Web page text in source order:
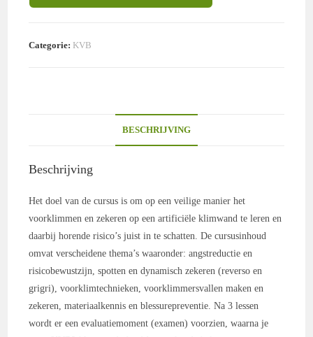
Categorie: KVB
BESCHRIJVING
Beschrijving
Het doel van de cursus is om op een veilige manier het
voorklimmen en zekeren op een artificiële klimwand te leren en
daarbij horende risico’s juist in te schatten. De cursusinhoud
omvat verscheidene thema’s waaronder: angstreductie en
risicobewustzijn, spotten en dynamisch zekeren (reverso en
grigri), voorklimtechnieken, voorklimmersvallen maken en
zekeren, materiaalkennis en blessurepreventie. Na 3 lessen
wordt er een evaluatiemoment (examen) voorzien, waarna je